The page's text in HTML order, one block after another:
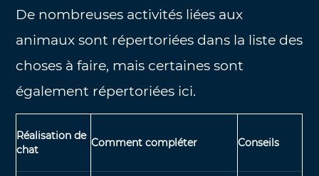
De nombreuses activités liées aux
animaux sont répertoriées dans la liste des
choses à faire, mais certaines sont
également répertoriées ici.
Réalisation de
chat
Comment compléter Conseils